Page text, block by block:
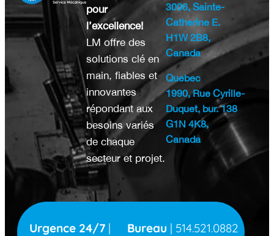
pour
l’excellence!
LM offre des
solutions clé en
main, fiables et
innovantes
répondant aux
besoins variés
de chaque
secteur et projet.
3006, Sainte-
Catherine E.
H1W 2B8,
Canada
Québec
1990, Rue Cyrille-
Duquet, bur. 138
G1N 4K8,
Canada
Urgence 24/7 |
Bureau | 514.521.0882